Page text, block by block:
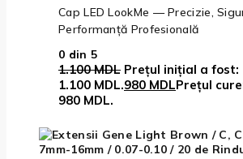
Cap LED LookMe — Precizie,
Performanță Profesională
0 din 5
1.100MDL Prețul inițial a fost:
1.100 MDL.980 MDLPrețul
980 MDL.